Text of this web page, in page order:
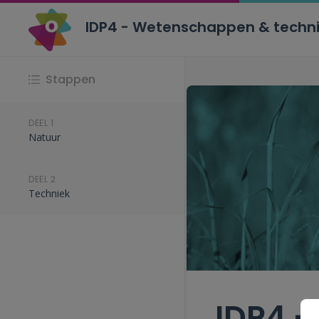
Stappen
DEEL 1
Natuur
DEEL 2
Techniek
IDP4 - Wetenschappen &